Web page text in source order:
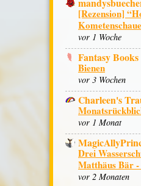
[Rezension]
vor 1 Woche
Fantasy Books
Bienen
vor 3 Wochen
Charleen's
vor 1 Monat
Drei
Matthäus Bär -
vor 2 Monaten